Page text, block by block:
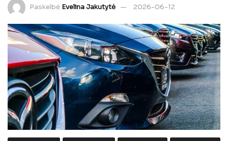
Paskelbė Evelina Jakutytė 2026-06-12